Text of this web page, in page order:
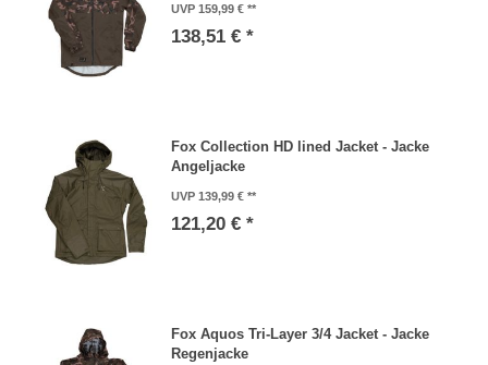
UVP 159,99 €
138,51 € *
Fox Collection HD lined Jacket - Jacke
Angeljacke
UVP 139,99 €
121,20 € *
Fox Aquos Tri-Layer 3/4 Jacket - Jacke
Regenjacke